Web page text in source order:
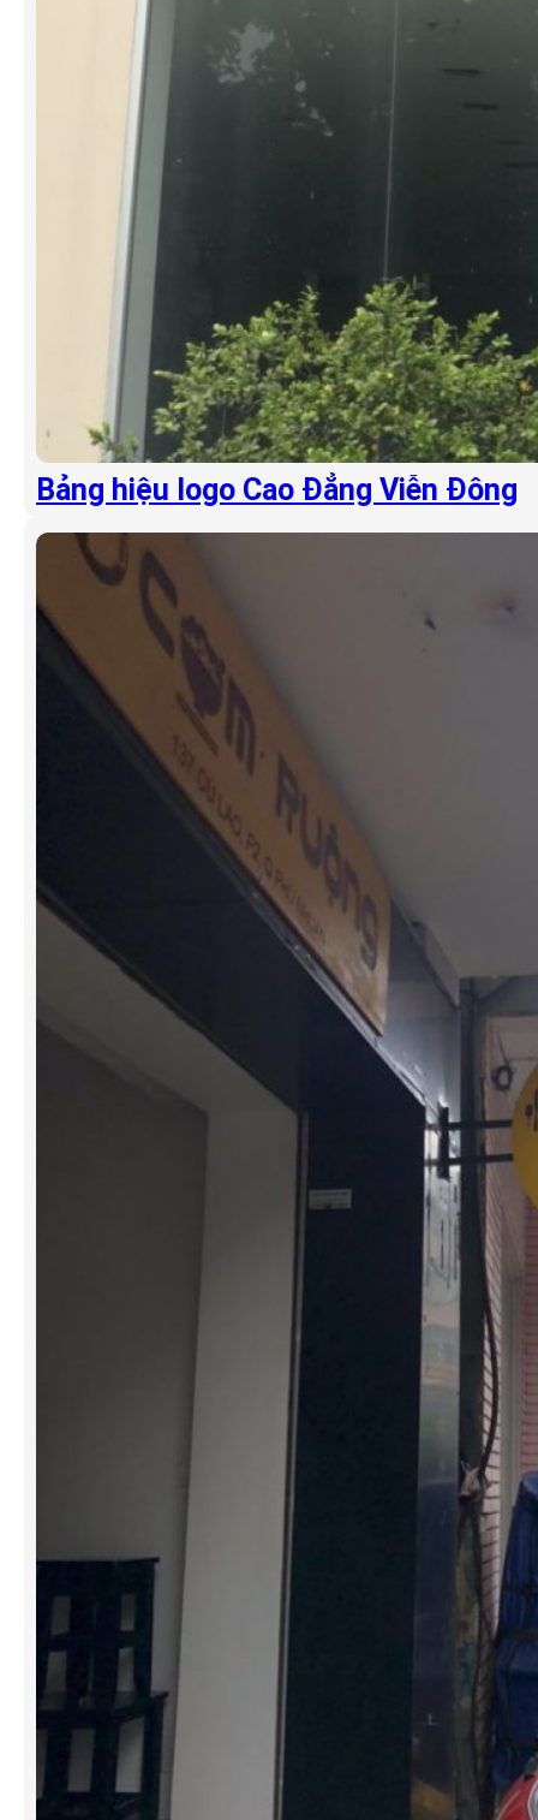
Bảng hiệu logo Cao Đẳng Viễn Đông